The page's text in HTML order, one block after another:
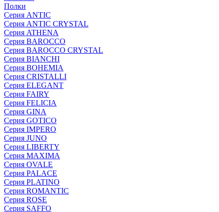
Полки
Серия ANTIC
Серия ANTIC CRYSTAL
Серия ATHENA
Серия BAROCCO
Серия BAROCCO CRYSTAL
Серия BIANCHI
Серия BOHEMIA
Серия CRISTALLI
Серия ELEGANT
Серия FAIRY
Серия FELICIA
Серия GINA
Серия GOTICO
Серия IMPERO
Серия JUNO
Серия LIBERTY
Серия MAXIMA
Серия OVALE
Серия PALACE
Серия PLATINO
Серия ROMANTIC
Серия ROSE
Серия SAFFO